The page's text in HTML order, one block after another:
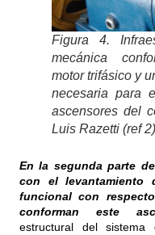
Figura 4.
mecánica
motor trifásico y
necesaria para
ascensores del
Luis Razetti (ref
En la segunda parte
con el levantamiento
funcional con
conforman este
estructural del